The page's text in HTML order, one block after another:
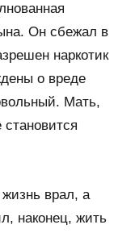
Он сбежал в
наркотик
о вреде
Мать,
врал, а
наконец, жить